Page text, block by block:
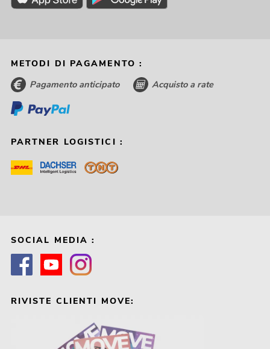
METODI DI PAGAMENTO :
Pagamento anticipato Acquisto a rate
PARTNER LOGISTICI :
SOCIAL MEDIA :
RIVISTE CLIENTI MOVE: